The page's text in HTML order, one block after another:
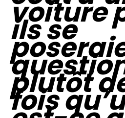
voiture
ils se
plutôt
fois